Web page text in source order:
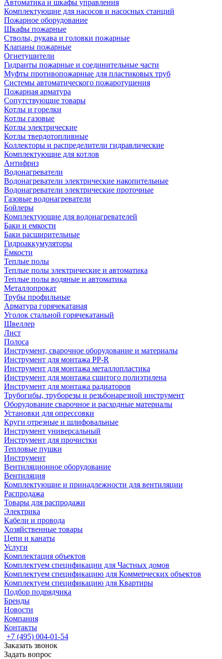
Автоматика и шкафы управления
Комплектующие для насосов и насосных станций
Пожарное оборудование
Шкафы пожарные
Стволы, рукава и головки пожарные
Клапаны пожарные
Огнетушители
Гидранты пожарные и соединительные части
Муфты противопожарные для пластиковых труб
Системы автоматического пожаротушения
Пожарная арматура
Сопутствующие товары
Котлы и горелки
Котлы газовые
Котлы электрические
Котлы твердотопливные
Коллекторы и распределители гидравлические
Комплектующие для котлов
Антифриз
Водонагреватели
Водонагреватели электрические накопительные
Водонагреватели электрические проточные
Газовые водонагреватели
Бойлеры
Комплектующие для водонагревателей
Баки и емкости
Баки расширительные
Гидроаккумуляторы
Ёмкости
Теплые полы
Теплые полы электрические и автоматика
Теплые полы водяные и автоматика
Металлопрокат
Трубы профильные
Арматура горячекатаная
Уголок стальной горячекатаный
Швеллер
Лист
Полоса
Инструмент, сварочное оборудование и материалы
Инструмент для монтажа PP-R
Инструмент для монтажа металлопластика
Инструмент для монтажа сшитого полиэтилена
Инструмент для монтажа радиаторов
Трубогибы, труборезы и резьбонарезной инструмент
Оборудование сварочное и расходные материалы
Установки для опрессовки
Круги отрезные и шлифовальные
Инструмент универсальный
Инструмент для прочистки
Тепловые пушки
Инструмент
Вентиляционное оборудование
Вентиляция
Комплектующие и принадлежности для вентиляции
Распродажа
Товары для распродажи
Электрика
Кабели и провода
Хозяйственные товары
Цепи и канаты
Услуги
Комплектация объектов
Комплектуем спецификации для Частных домов
Комплектуем спецификацию для Коммерческих объектов
Комплектуем спецификацию для Квартиры
Подбор подрядчика
Бренды
Новости
Компания
Контакты
+7 (495) 004-01-54
Заказать звонок
Задать вопрос